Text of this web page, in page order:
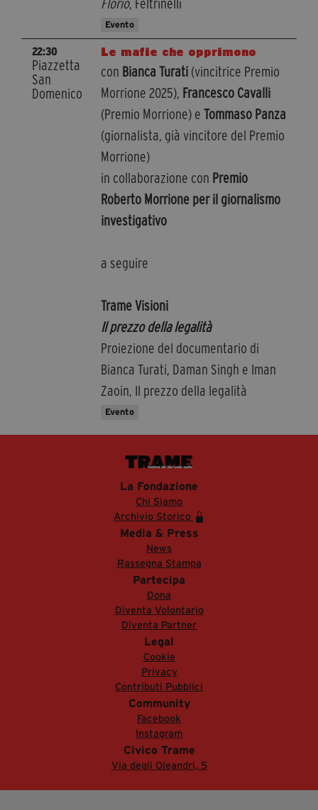
Florio, Feltrinelli
Evento
22:30
Piazzetta
San
Domenico
Le mafie che opprimono
con Bianca Turati (vincitrice Premio
Morrione 2025), Francesco Cavalli
(Premio Morrione) e Tommaso Panza
(giornalista, già vincitore del Premio
Morrione)
in collaborazione con Premio
Roberto Morrione per il giornalismo
investigativo
a seguire
Trame Visioni
Il prezzo della legalità
Proiezione del documentario di
Bianca Turati, Daman Singh e Iman
Zaoin, Il prezzo della legalità
Evento
La Fondazione
Chi Siamo
Archivio Storico
Media & Press
News
Rassegna Stampa
Partecipa
Dona
Diventa Volontario
Diventa Partner
Legal
Cookie
Privacy
Contributi Pubblici
Community
Facebook
Instagram
Civico Trame
Via degli Oleandri, 5